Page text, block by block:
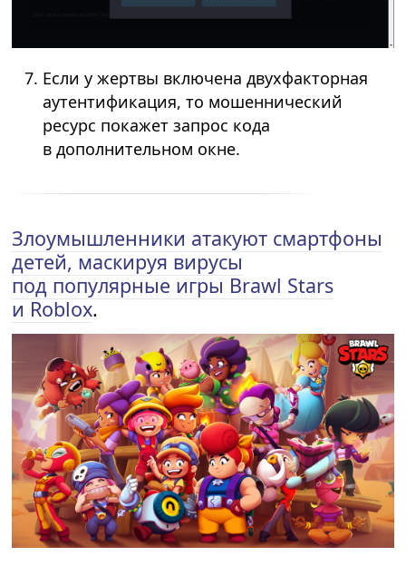
Если у жертвы включена двухфакторная
аутентификация, то мошеннический
ресурс покажет запрос кода
в дополнительном окне.
Злоумышленники атакуют смартфоны
детей, маскируя вирусы
под популярные игры Brawl Stars
и Roblox.